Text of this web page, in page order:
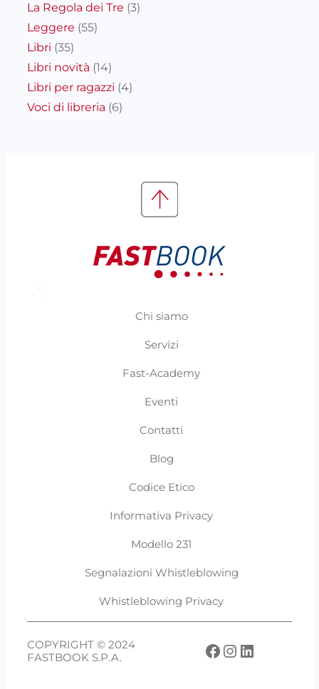
La Regola dei Tre (3)
Leggere (55)
Libri (35)
Libri novità (14)
Libri per ragazzi (4)
Voci di libreria (6)
Chi siamo
Servizi
Fast-Academy
Eventi
Contatti
Blog
Codice Etico
Informativa Privacy
Modello 231
Segnalazioni Whistleblowing
Whistleblowing Privacy
COPYRIGHT © 2024
FASTBOOK S.P.A.
Facebook
Instagram
LinkedIn